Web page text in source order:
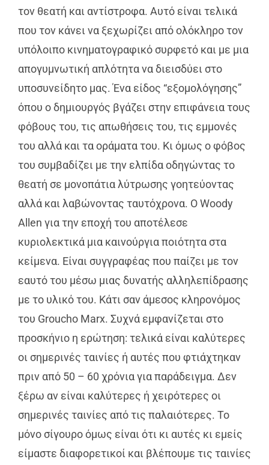
τον θεατή και αντίστροφα. Αυτό είναι τελικά
που τον κάνει να ξεχωρίζει από ολόκληρο τον
υπόλοιπο κινηματογραφικό συρφετό και με μια
απογυμνωτική απλότητα να διεισδύει στο
υποσυνείδητο μας. Ένα είδος “εξομολόγησης”
όπου ο δημιουργός βγάζει στην επιφάνεια τους
φόβους του, τις απωθήσεις του, τις εμμονές
του αλλά και τα οράματα του. Κι όμως ο φόβος
του συμβαδίζει με την ελπίδα οδηγώντας το
θεατή σε μονοπάτια λύτρωσης γοητεύοντας
αλλά και λαβώνοντας ταυτόχρονα. Ο Woody
Allen για την εποχή του αποτέλεσε
κυριολεκτικά μια καινούργια ποιότητα στα
κείμενα. Είναι συγγραφέας που παίζει με τον
εαυτό του μέσω μιας δυνατής αλληλεπίδρασης
με το υλικό του. Κάτι σαν άμεσος κληρονόμος
του Groucho Marx. Συχνά εμφανίζεται στο
προσκήνιο η ερώτηση: τελικά είναι καλύτερες
οι σημερινές ταινίες ή αυτές που φτιάχτηκαν
πριν από 50 – 60 χρόνια για παράδειγμα. Δεν
ξέρω αν είναι καλύτερες ή χειρότερες οι
σημερινές ταινίες από τις παλαιότερες. Το
μόνο σίγουρο όμως είναι ότι κι αυτές κι εμείς
είμαστε διαφορετικοί και βλέπουμε τις ταινίες